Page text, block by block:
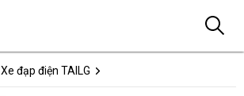
Xe đạp điện TAILG